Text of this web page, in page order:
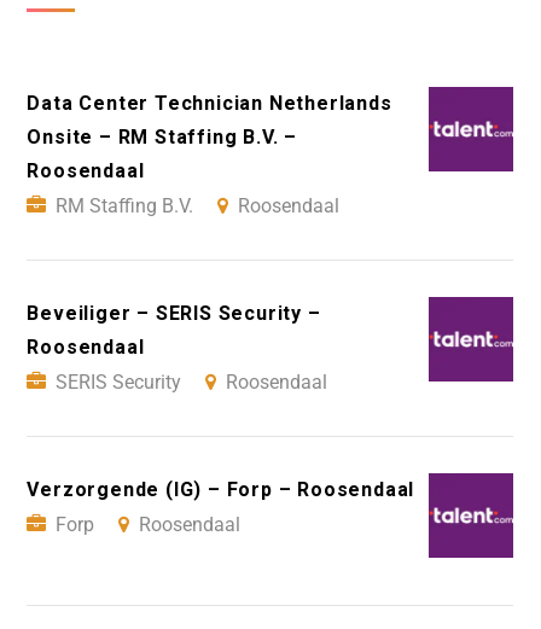
Data Center Technician Netherlands
Onsite – RM Staffing B.V. –
Roosendaal
RM Staffing B.V.
Roosendaal
Beveiliger – SERIS Security –
Roosendaal
SERIS Security
Roosendaal
Verzorgende (IG) – Forp – Roosendaal
Forp
Roosendaal